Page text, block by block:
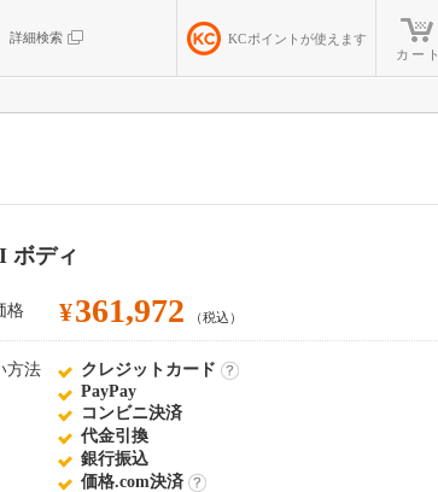
詳細検索 KCポイントが使えます
カート
ボディ
格 ¥361,972 （税込）
方法
クレジットカード
PayPay
コンビニ決済
代金引換
銀行振込
価格.com決済